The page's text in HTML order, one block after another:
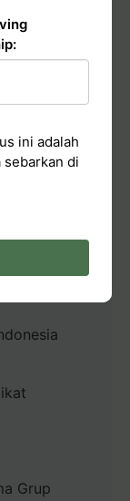
kit)
Grup
ini adalah
sebarkan di